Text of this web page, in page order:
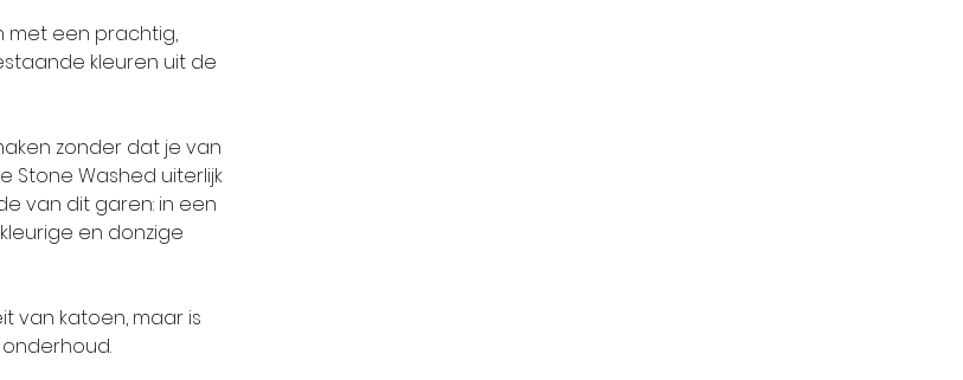
met een prachtig,
kleuren uit de
zonder dat je van
Stone Washed uiterlijk
van dit garen: in een
en donzige
van katoen, maar is
onderhoud.